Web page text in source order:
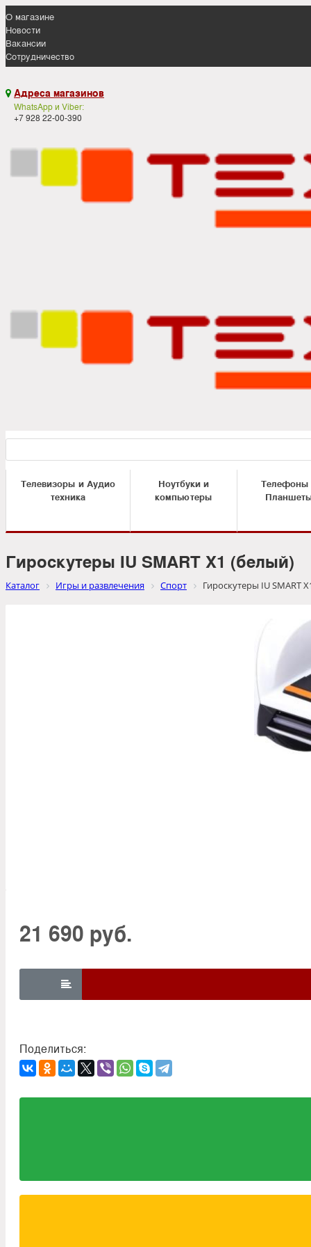
О магазине
Новости
Вакансии
Сотрудничество
 Адреса магазинов
WhatsApp и Viber:
+7 928 22-00-390
Телевизоры и Аудио
техника
Ноутбуки и
компьютеры
Телефоны
Гироскутеры IU SMART X1 (белый)
Каталог Игры и развлечения Спорт Гироскутеры IU SMART
21 690 руб.

Поделиться: